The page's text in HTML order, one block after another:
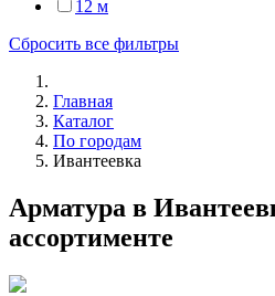
12 м
Сбросить все фильтры
Главная
Каталог
По городам
Ивантеевка
Арматура в
ассортименте